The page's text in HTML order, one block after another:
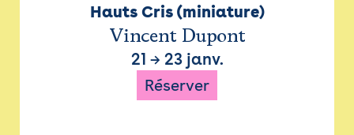
Hauts Cris (miniature)
Vincent Dupont
21 → 23 janv.
Réserver